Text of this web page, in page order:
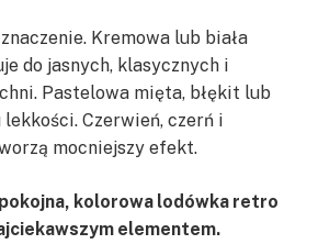
Kremowa lub biała
do jasnych, klasycznych i
Pastelowa mięta, błękit lub
Czerwień, czerń i
mocniejszy efekt.
kolorowa lodówka retro
elementem.